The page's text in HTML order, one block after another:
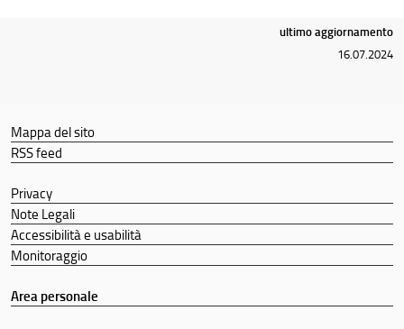
ultimo aggiornamento
16.07.2024
Mappa del sito
RSS feed
Privacy
Note Legali
Accessibilità e usabilità
Monitoraggio
Area personale